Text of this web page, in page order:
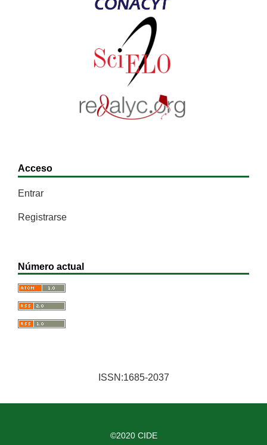
Acceso
Entrar
Registrarse
Número actual
ISSN:1685-2037
©2020 CIDE